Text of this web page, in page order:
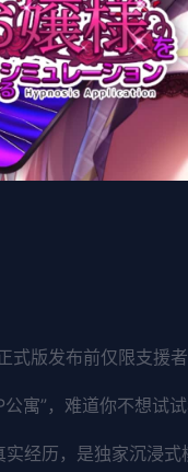
版发布前仅限支援者
寓”，难道你不想试
经历，是独家沉浸